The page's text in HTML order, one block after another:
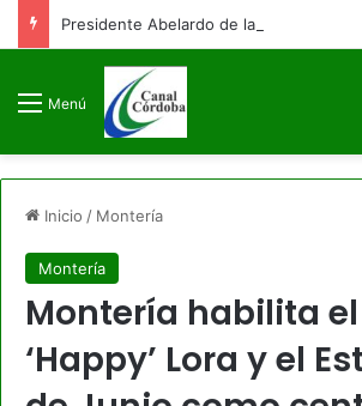
Menú
Inicio / Montería
Montería
Montería habilita
‘Happy’ Lora y el